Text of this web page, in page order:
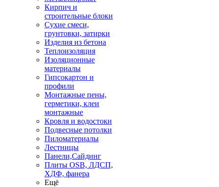
Кирпич и
строительные блоки
Сухие смеси,
грунтовки, затирки
Изделия из бетона
Теплоизоляция
Изоляционные
материалы
Гипсокартон и
профили
Монтажные пены,
герметики, клеи
монтажные
Кровля и водостоки
Подвесные потолки
Пиломатериалы
Лестницы
Панели,Сайдинг
Плиты OSB, ЛДСП,
ХДФ, фанера
Ещё